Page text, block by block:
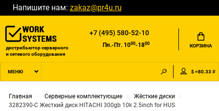
Напишите нам: zakaz@pr4u.ru
дистрибьютор серверного
и сетевого оборудования
+7 (495) 580-52-10
Пн.-Пт. 1000-1800 КОРЗИНА
МЕНЮ $ =80.33 ₽
Главная Серверные комплектующие
Жёсткие диски
3282390-C Жесткий диск HITACHI 300gb 10k 2.5inch for HUS